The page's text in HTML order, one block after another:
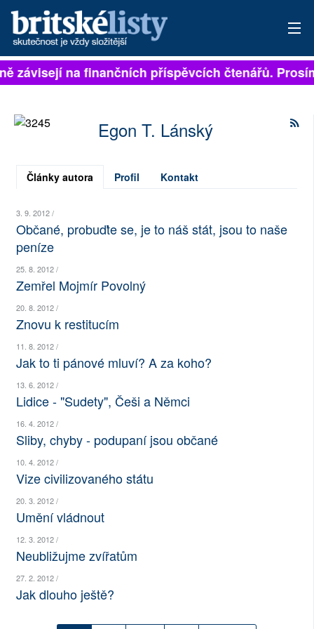
PŘIHLÁSIT
ROZHOVORY
NEJČTENĚJŠÍ ZA 7 DNÍ
AUTOŘI
SOCIÁLNÍ SÍTĚ
RUBRIKY
PLNÁ VERZE STRÁNEK
závisejí na finančních příspěvcích čtenářů.
Egon T. Lánský
Články autora Profil Kontakt
3. 9. 2012 /
Občané, probuďte se, je to náš stát, jsou to naše
peníze
25. 8. 2012 /
Zemřel Mojmír Povolný
20. 8. 2012 /
Znovu k restitucím
11. 8. 2012 /
Jak to ti pánové mluví? A za koho?
13. 6. 2012 /
Lidice - "Sudety", Češi a Němci
16. 4. 2012 /
Sliby, chyby - podupaní jsou občané
10. 4. 2012 /
Vize civilizovaného státu
20. 3. 2012 /
Umění vládnout
12. 3. 2012 /
Neubližujme zvířatům
27. 2. 2012 /
Jak dlouho ještě?